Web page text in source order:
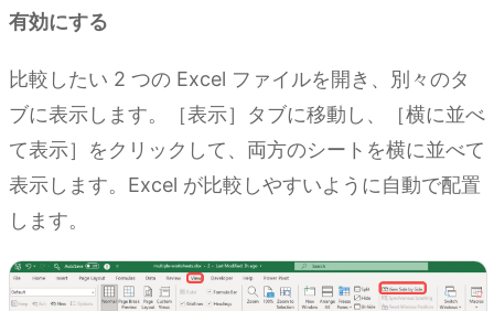
有効にする
比較したい 2 つの Excel ファイルを開き、別々のタ
ブに表示します。［表示］タブに移動し、［横に並べ
て表示］をクリックして、両方のシートを横に並べて
表示します。Excel が比較しやすいように自動で配置
します。